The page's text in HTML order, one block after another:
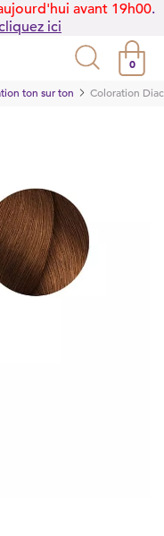
avant 19h00.
ici
0
ton sur ton Coloration